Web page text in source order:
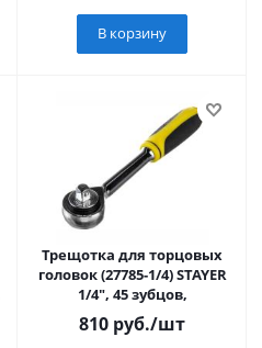
В корзину
Трещотка для торцовых
головок (27785-1/4) STAYER
1/4", 45 зубцов,
810 руб./шт